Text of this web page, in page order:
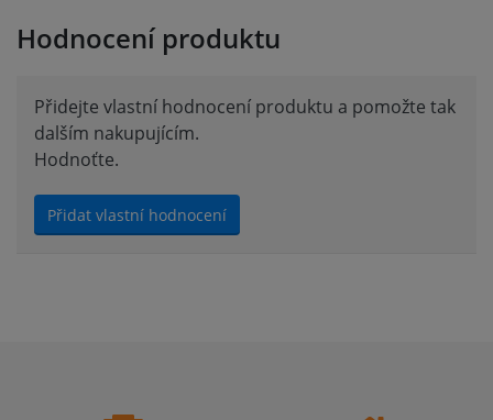
Hodnocení produktu
Přidejte vlastní hodnocení produktu a pomožte tak
dalším nakupujícím.
Hodnoťte.
Přidat vlastní hodnocení